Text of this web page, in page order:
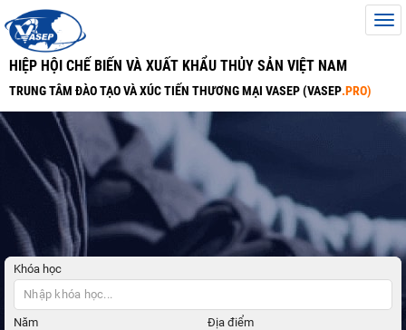
HIỆP HỘI CHẾ BIẾN VÀ XUẤT KHẨU THỦY SẢN VIỆT NAM
TRUNG TÂM ĐÀO TẠO VÀ XÚC TIẾN THƯƠNG MẠI VASEP (VASEP.PRO)
Khóa học
Năm Địa điểm